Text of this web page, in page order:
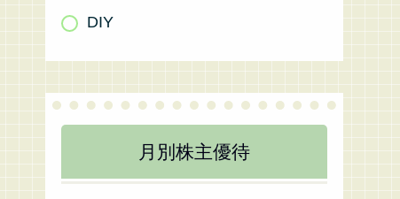
DIY
月別株主優待